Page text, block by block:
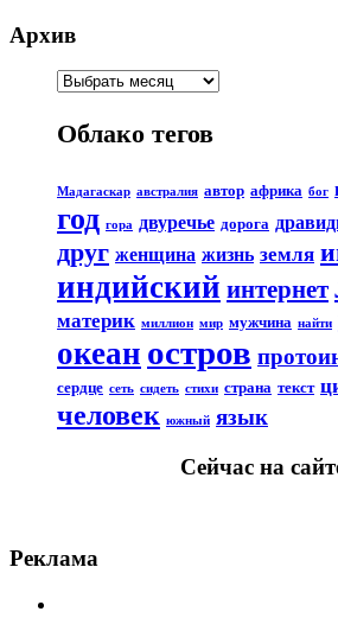
Архив
Облако тегов
Мадагаскар австралия автор африка бог
год гора двуречье дорога
друг женщина жизнь земля
индийский интернет
материк миллион мир мужчина найти
океан остров
сердце сеть сидеть стихи страна текст
человек южный язык
Сейчас на
Реклама